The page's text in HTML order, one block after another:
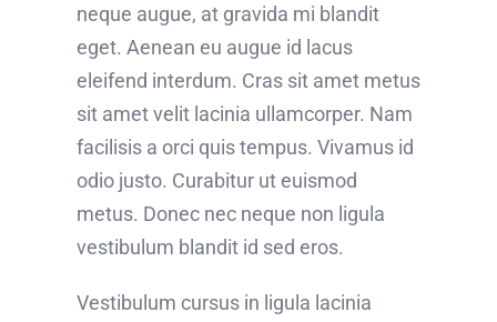
neque augue, at gravida mi blandit
eget. Aenean eu augue id lacus
eleifend interdum. Cras sit amet metus
sit amet velit lacinia ullamcorper. Nam
facilisis a orci quis tempus. Vivamus id
odio justo. Curabitur ut euismod
metus. Donec nec neque non ligula
vestibulum blandit id sed eros.
Vestibulum cursus in ligula lacinia